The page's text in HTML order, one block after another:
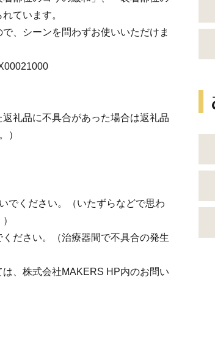
ています。
、シーンを問わずお使いいただけま
礼品に不具合があった場合は返礼品
）
でください。（いたずらなどで思わ
ださい。（治療器間で不具合の発生
、株式会社MAKERS HP内のお問い